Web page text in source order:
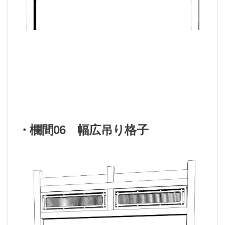
・欄間06 幅広吊り格子